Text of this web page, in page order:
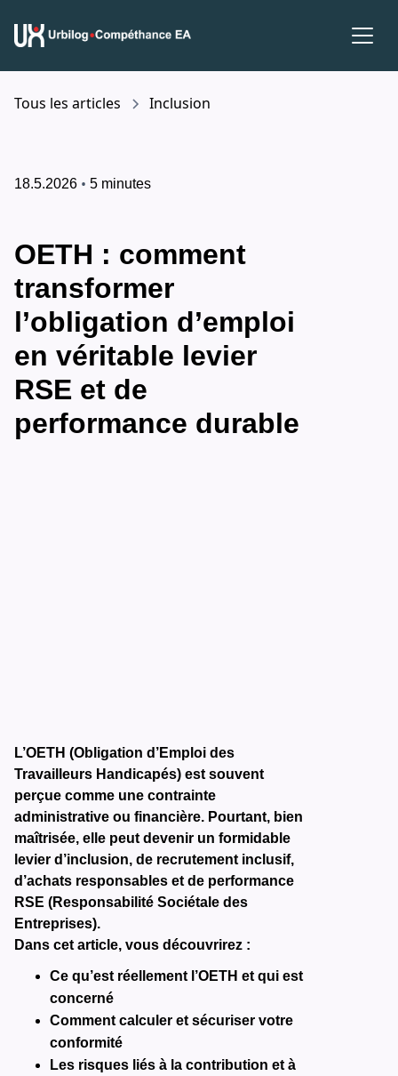
Tous les articles Inclusion
18.5.2026 • 5 minutes
OETH : comment
transformer
l’obligation d’emploi
en véritable levier
RSE et de
performance durable
L’OETH (Obligation d’Emploi des
Travailleurs Handicapés) est souvent
perçue comme une contrainte
administrative ou financière. Pourtant, bien
maîtrisée, elle peut devenir un formidable
levier d’inclusion, de recrutement inclusif,
d’achats responsables et de performance
RSE (Responsabilité Sociétale des
Entreprises).
Dans cet article, vous découvrirez :
Ce qu’est réellement l’OETH et qui est
concerné
Comment calculer et sécuriser votre
conformité
Les risques liés à la contribution et à